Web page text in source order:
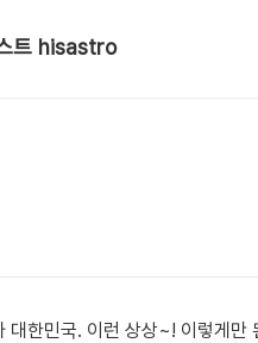
트 hisastro
대한민국. 이런 상상~! 이렇게만